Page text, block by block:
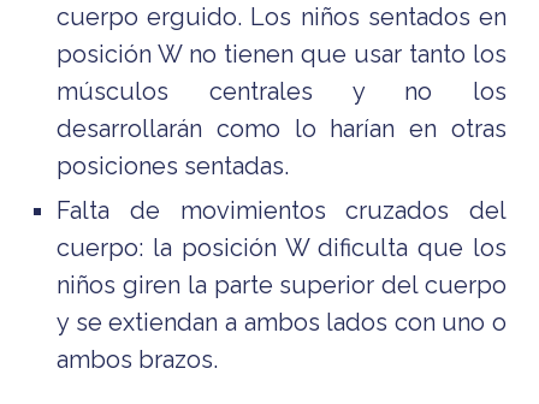
cuerpo erguido. Los niños sentados en
posición W no tienen que usar tanto los
músculos centrales y no los
desarrollarán como lo harían en otras
posiciones sentadas.
Falta de movimientos cruzados del
cuerpo: la posición W dificulta que los
niños giren la parte superior del cuerpo
y se extiendan a ambos lados con uno o
ambos brazos.